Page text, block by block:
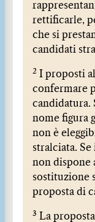
rettificarle,
che si
candidati
2 I proposti
confermare
candidatura.
nome figura
non è
stralciata.
non dispone
sostituzione
proposta di
3
La